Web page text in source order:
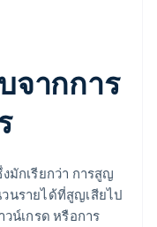
จากการ
มักเรียกว่า การสูญ
นรายได้ที่สูญเสียไป
วน์เกรด หรือการ